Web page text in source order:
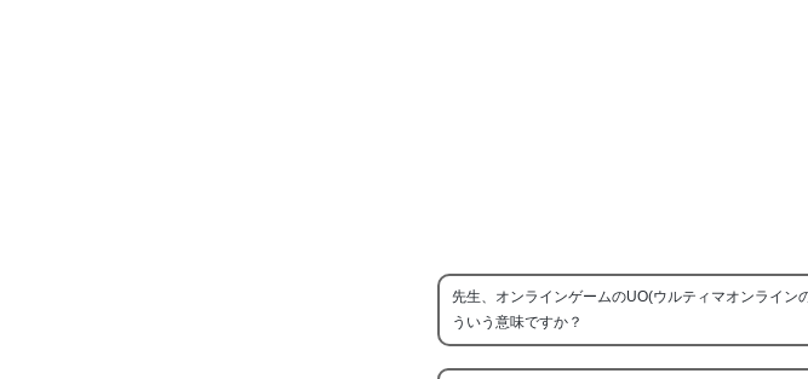
先生、オンラインゲームのUO(ウルティマオンライン
ういう意味ですか？